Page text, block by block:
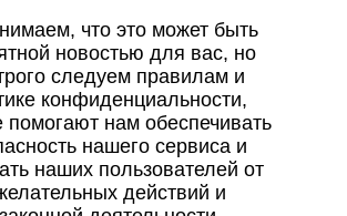
что это может быть
новостью для вас, но
следуем правилам и
конфиденциальности,
помогают нам обеспечивать
нашего сервиса и
наших пользователей от
действий и